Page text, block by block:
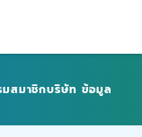
มสมาชิกบริษัท ข้อมูล